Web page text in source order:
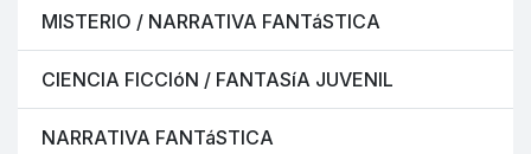
MISTERIO / NARRATIVA FANTáSTICA
CIENCIA FICCIóN / FANTASíA JUVENIL
NARRATIVA FANTáSTICA